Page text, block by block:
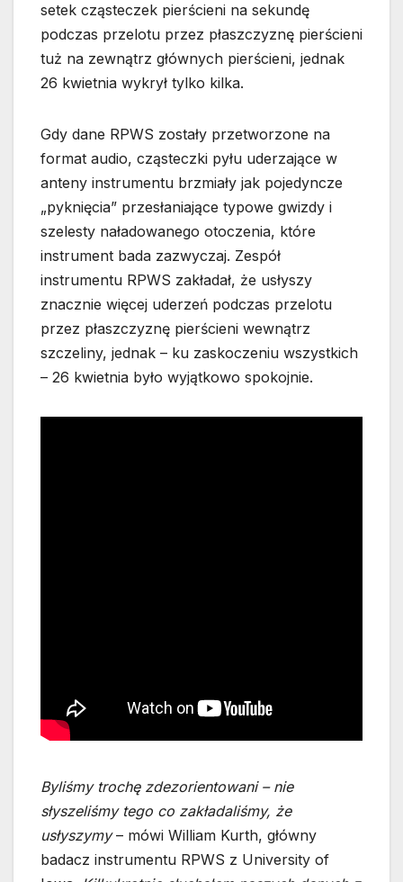
setek cząsteczek pierścieni na sekundę
podczas przelotu przez płaszczyznę pierścieni
tuż na zewnątrz głównych pierścieni, jednak
26 kwietnia wykrył tylko kilka.
Gdy dane RPWS zostały przetworzone na
format audio, cząsteczki pyłu uderzające w
anteny instrumentu brzmiały jak pojedyncze
„pyknięcia” przesłaniające typowe gwizdy i
szelesty naładowanego otoczenia, które
instrument bada zazwyczaj. Zespół
instrumentu RPWS zakładał, że usłyszy
znacznie więcej uderzeń podczas przelotu
przez płaszczyznę pierścieni wewnątrz
szczeliny, jednak – ku zaskoczeniu wszystkich
– 26 kwietnia było wyjątkowo spokojnie.
Byliśmy trochę zdezorientowani – nie
słyszeliśmy tego co zakładaliśmy, że
usłyszymy– mówi William Kurth, główny
badacz instrumentu RPWS z University of